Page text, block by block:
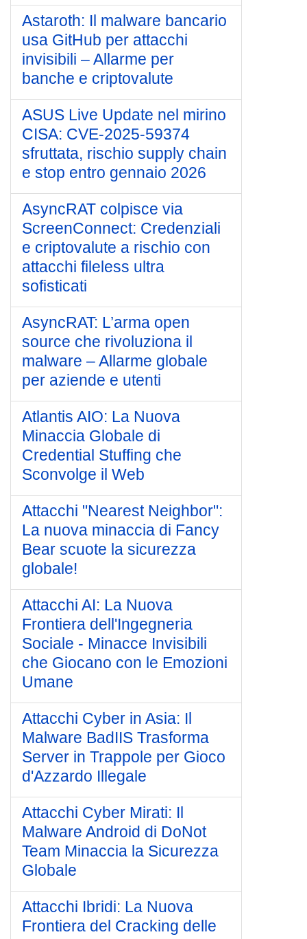
Astaroth: Il malware bancario
usa GitHub per attacchi
invisibili – Allarme per
banche e criptovalute
ASUS Live Update nel mirino
CISA: CVE-2025-59374
sfruttata, rischio supply chain
e stop entro gennaio 2026
AsyncRAT colpisce via
ScreenConnect: Credenziali
e criptovalute a rischio con
attacchi fileless ultra
sofisticati
AsyncRAT: L’arma open
source che rivoluziona il
malware – Allarme globale
per aziende e utenti
Atlantis AIO: La Nuova
Minaccia Globale di
Credential Stuffing che
Sconvolge il Web
Attacchi "Nearest Neighbor":
La nuova minaccia di Fancy
Bear scuote la sicurezza
globale!
Attacchi AI: La Nuova
Frontiera dell'Ingegneria
Sociale - Minacce Invisibili
che Giocano con le Emozioni
Umane
Attacchi Cyber in Asia: Il
Malware BadIIS Trasforma
Server in Trappole per Gioco
d'Azzardo Illegale
Attacchi Cyber Mirati: Il
Malware Android di DoNot
Team Minaccia la Sicurezza
Globale
Attacchi Ibridi: La Nuova
Frontiera del Cracking delle